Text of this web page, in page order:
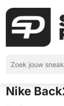
Home»Top 10
Top 10
Nike